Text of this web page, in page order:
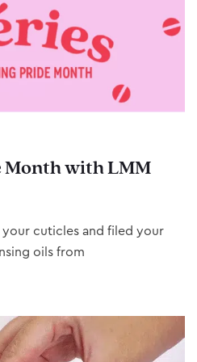
with LMM
your cuticles and filed your
oils from